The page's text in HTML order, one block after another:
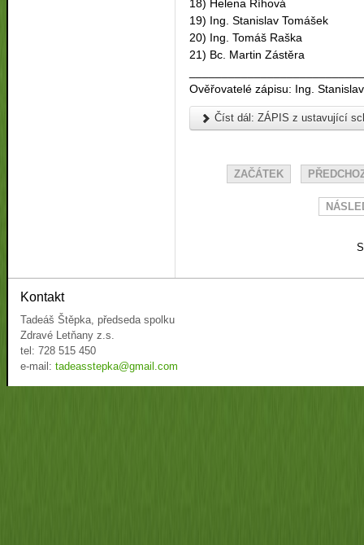
18) Helena Říhová
19) Ing. Stanislav Tomášek
20) Ing. Tomáš Raška
21) Bc. Martin Zástěra
Ověřovatelé zápisu: Ing.
Číst dál: ZÁPIS z ustavující
ZAČÁTEK
Kontakt
Tadeáš Štěpka, předseda spolku
Zdravé Letňany z.s.
tel: 728 515 450
e-mail: tadeasstepka@gmail.com